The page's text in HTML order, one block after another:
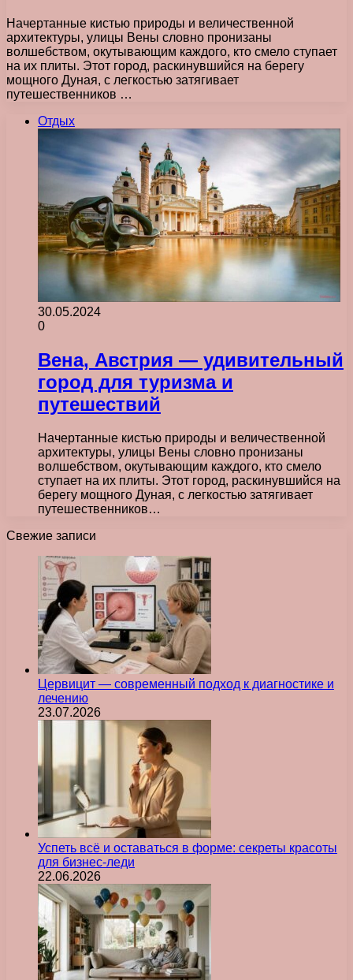
Начертанные кистью природы и величественной
архитектуры, улицы Вены словно пронизаны
волшебством, окутывающим каждого, кто смело ступает
на их плиты. Этот город, раскинувшийся на берегу
мощного Дуная, с легкостью затягивает
путешественников …
Отдых
30.05.2024
0
Вена, Австрия — удивительный
город для туризма и
путешествий
Начертанные кистью природы и величественной
архитектуры, улицы Вены словно пронизаны
волшебством, окутывающим каждого, кто смело
ступает на их плиты. Этот город, раскинувшийся на
берегу мощного Дуная, с легкостью затягивает
путешественников…
Свежие записи
Цервицит — современный подход к диагностике и
лечению
23.07.2026
Успеть всё и оставаться в форме: секреты красоты
для бизнес-леди
22.06.2026